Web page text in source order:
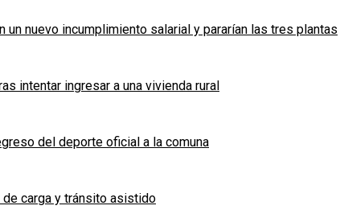
un nuevo incumplimiento salarial y pararían las tres plantas
intentar ingresar a una vivienda rural
del deporte oficial a la comuna
carga y tránsito asistido